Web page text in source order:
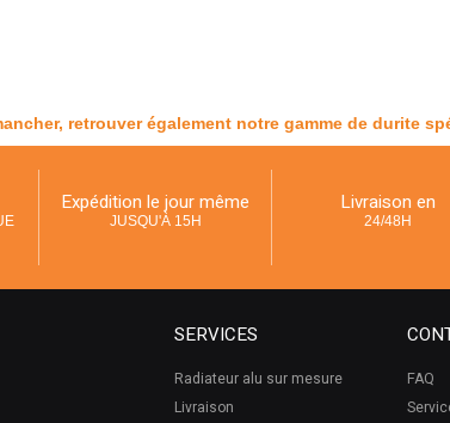
retrouver également notre gamme de durite
Expédition le jour même
JUSQU'À 15H
Livraison en
24/48H
SERVICES
Radiateur alu sur mesure
Livraison
FAQ